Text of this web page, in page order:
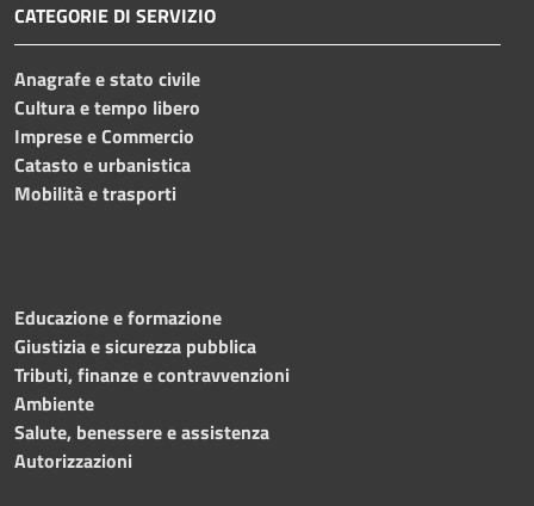
CATEGORIE DI SERVIZIO
Anagrafe e stato civile
Cultura e tempo libero
Imprese e Commercio
Catasto e urbanistica
Mobilità e trasporti
Educazione e formazione
Giustizia e sicurezza pubblica
Tributi, finanze e contravvenzioni
Ambiente
Salute, benessere e assistenza
Autorizzazioni